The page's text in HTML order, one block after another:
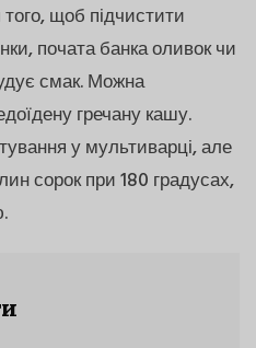
того, щоб підчистити
почата банка оливок чи
смак. Можна
гречану кашу.
у мультиварці, але
сорок при 180 градусах,